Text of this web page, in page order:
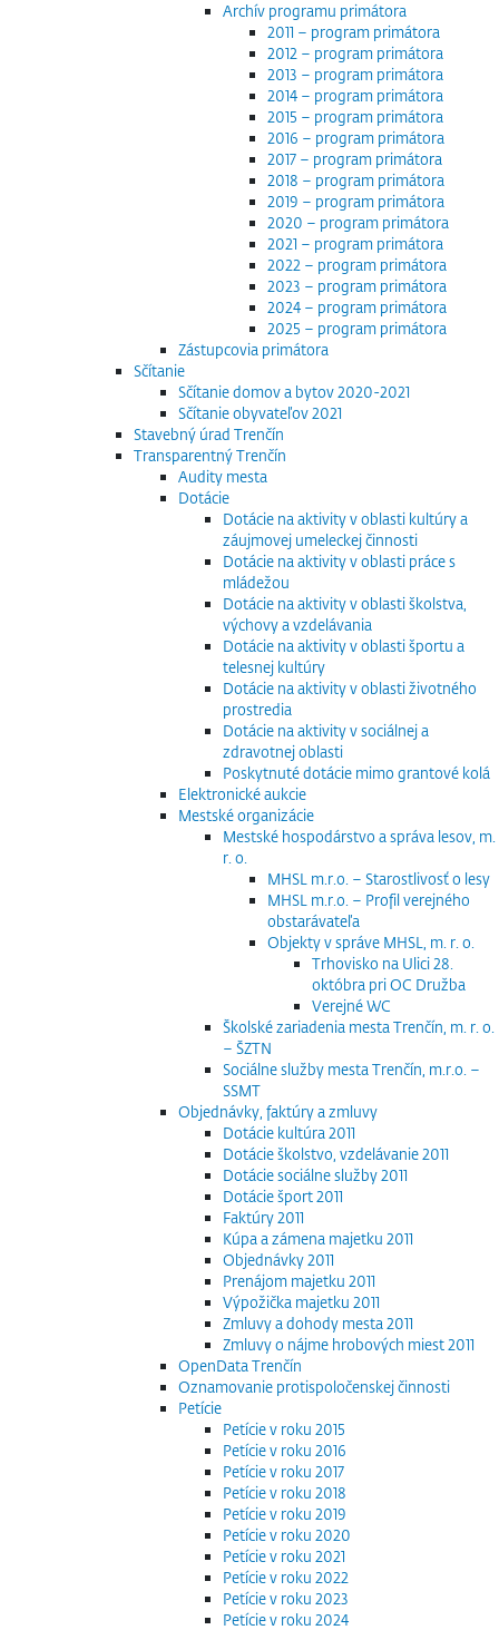
Archív programu primátora
2011 – program primátora
2012 – program primátora
2013 – program primátora
2014 – program primátora
2015 – program primátora
2016 – program primátora
2017 – program primátora
2018 – program primátora
2019 – program primátora
2020 – program primátora
2021 – program primátora
2022 – program primátora
2023 – program primátora
2024 – program primátora
2025 – program primátora
Zástupcovia primátora
Sčítanie
Sčítanie domov a bytov 2020-2021
Sčítanie obyvateľov 2021
Stavebný úrad Trenčín
Transparentný Trenčín
Audity mesta
Dotácie
Dotácie na aktivity v oblasti kultúry a
záujmovej umeleckej činnosti
Dotácie na aktivity v oblasti práce s
mládežou
Dotácie na aktivity v oblasti školstva,
výchovy a vzdelávania
Dotácie na aktivity v oblasti športu a
telesnej kultúry
Dotácie na aktivity v oblasti životného
prostredia
Dotácie na aktivity v sociálnej a
zdravotnej oblasti
Poskytnuté dotácie mimo grantové kolá
Elektronické aukcie
Mestské organizácie
Mestské hospodárstvo a správa lesov, m.
r. o.
MHSL m.r.o. – Starostlivosť o lesy
MHSL m.r.o. – Profil verejného
obstarávateľa
Objekty v správe MHSL, m. r. o.
Trhovisko na Ulici 28.
októbra pri OC Družba
Verejné WC
Školské zariadenia mesta Trenčín, m. r. o.
– ŠZTN
Sociálne služby mesta Trenčín, m.r.o. –
SSMT
Objednávky, faktúry a zmluvy
Dotácie kultúra 2011
Dotácie školstvo, vzdelávanie 2011
Dotácie sociálne služby 2011
Dotácie šport 2011
Faktúry 2011
Kúpa a zámena majetku 2011
Objednávky 2011
Prenájom majetku 2011
Výpožička majetku 2011
Zmluvy a dohody mesta 2011
Zmluvy o nájme hrobových miest 2011
OpenData Trenčín
Oznamovanie protispoločenskej činnosti
Petície
Petície v roku 2015
Petície v roku 2016
Petície v roku 2017
Petície v roku 2018
Petície v roku 2019
Petície v roku 2020
Petície v roku 2021
Petície v roku 2022
Petície v roku 2023
Petície v roku 2024